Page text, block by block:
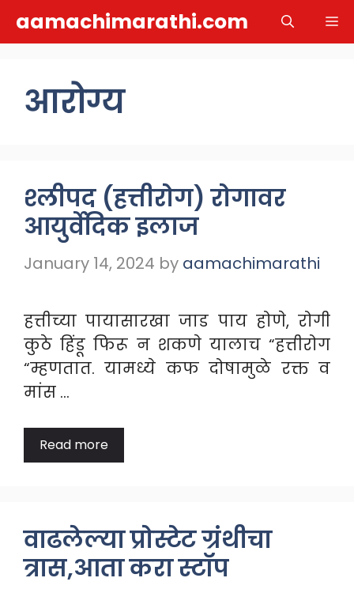
aamachimarathi.com
आरोग्य
श्लीपद (हत्तीरोग) रोगावर
आयुर्वेदिक इलाज
January 14, 2024 by aamachimarathi
हत्तीच्या पायासारखा जाड पाय होणे, रोगी
कुठे हिंडू फिरू न शकणे यालाच “हत्तीरोग
“म्हणतात. यामध्ये कफ दोषामुळे रक्त व
मांस …
Read more
वाढलेल्या प्रोस्टेट ग्रंथीचा
त्रास,आता करा स्टॉप